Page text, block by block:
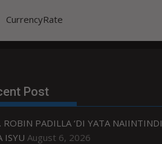
CurrencyRate
Post
ROBIN PADILLA ‘DI YATA
ISYU August 6, 2026